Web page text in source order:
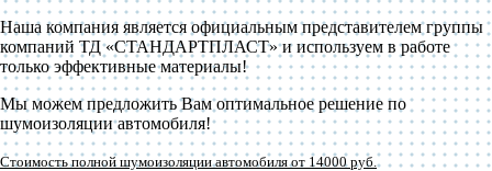
Наша компания является официальным представителем группы
компаний ТД «СТАНДАРТПЛАСТ» и используем в работе
только эффективные материалы!
Мы можем предложить Вам оптимальное решение по
шумоизоляции автомобиля!
Стоимость полной шумоизоляции автомобиля от 14000 руб.